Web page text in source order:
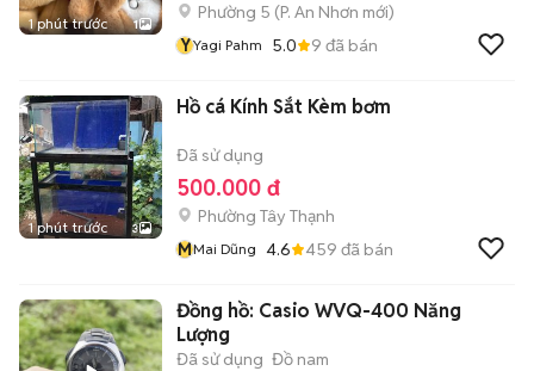
1 phút trước 1
Phường 5 (P. An Nhơn mới)
YYagi Pahm 5.0 9 đã bán
1 phút trước 3
Hồ cá Kính Sắt Kèm bơm
Đã sử dụng
500.000 đ
Phường Tây Thạnh
MMai Dũng 4.6 459 đã bán
Đồng hồ: Casio WVQ-400 Năng
Lượng
Đã sử dụng Đồ nam